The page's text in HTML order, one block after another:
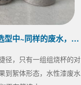
水性漆药剂选型中~同样的废水，不同的效果
径，只有一组组烧杯的对
到絮体形态，水性漆废水